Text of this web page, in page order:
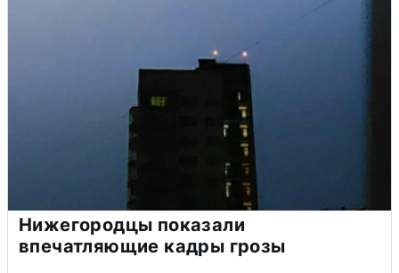
Нижегородцы показали
впечатляющие кадры грозы